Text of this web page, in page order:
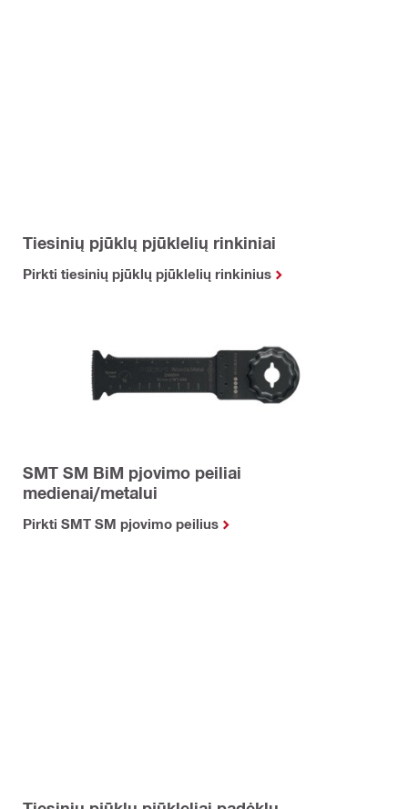
Tiesinių pjūklų pjūklelių rinkiniai
Pirkti tiesinių pjūklų pjūklelių rinkinius
SMT SM BiM pjovimo peiliai
medienai/metalui
Pirkti SMT SM pjovimo peilius